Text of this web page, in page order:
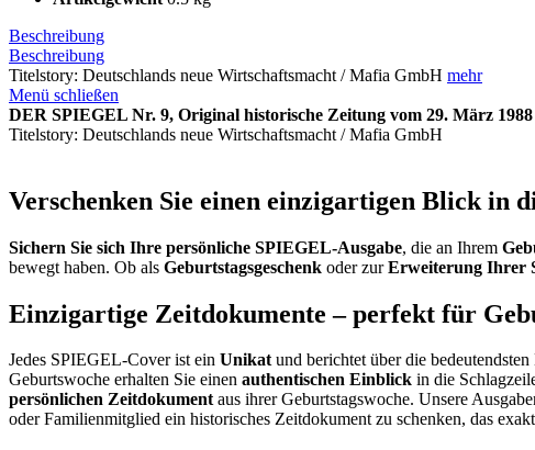
Beschreibung
Beschreibung
Titelstory: Deutschlands neue Wirtschaftsmacht / Mafia GmbH mehr
Menü schließen
DER SPIEGEL Nr. 9, Original historische Zeitung vom 29. März
Titelstory: Deutschlands neue Wirtschaftsmacht / Mafia GmbH
Verschenken Sie einen einzigartigen Blick in
Sichern Sie sich Ihre persönliche SPIEGEL-Ausgabe, die an Ihrem
bewegt haben. Ob als Geburtstagsgeschenk oder zurErweiterung Ihrer
Einzigartige Zeitdokumente – perfekt für
Jedes SPIEGEL-Cover ist ein Unikatund berichtet über die bedeutendsten
Geburtswoche erhalten Sie einen authentischen Einblick in die
persönlichen Zeitdokumentaus ihrer Geburtstagswoche. Unsere
oder Familienmitglied ein historisches Zeitdokument zu schenken, das